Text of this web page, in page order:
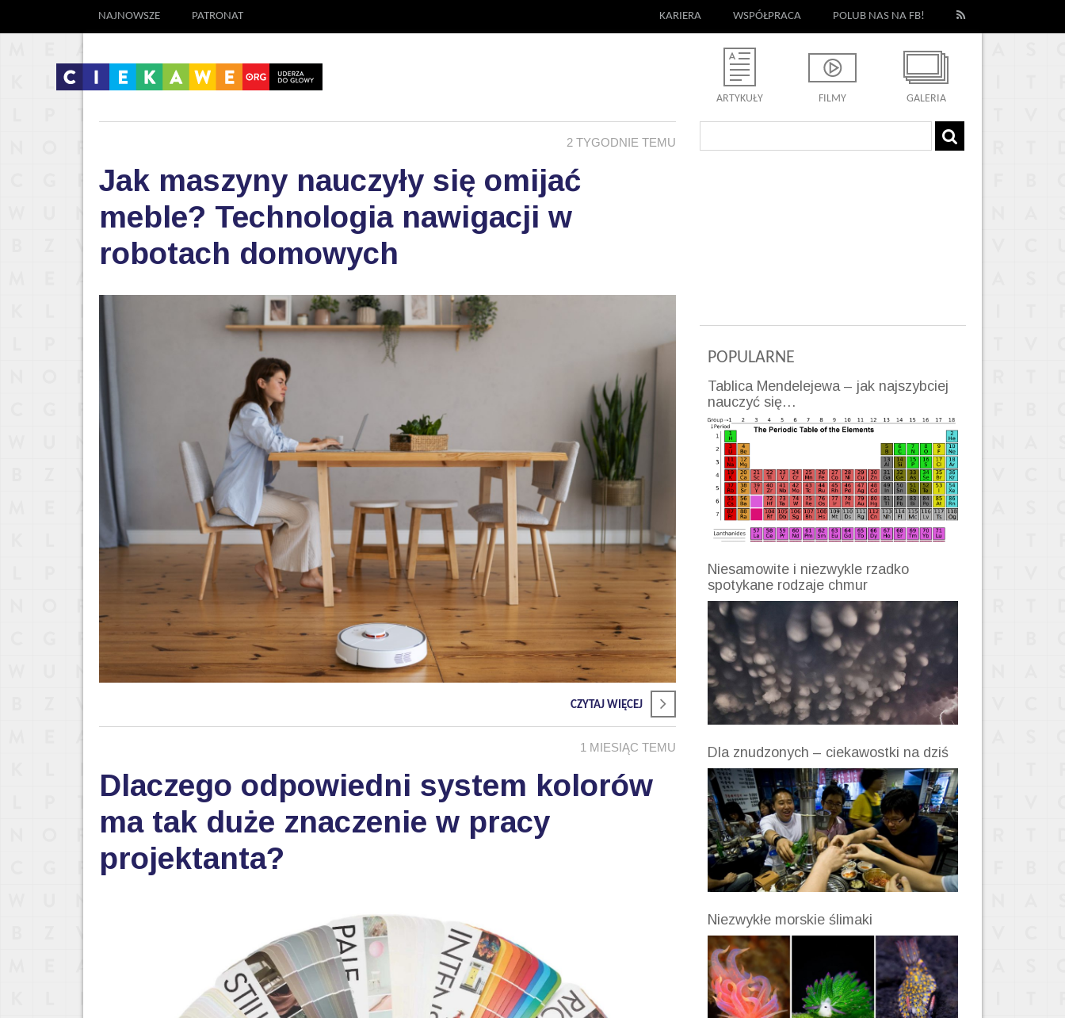
NAJNOWSZE PATRONAT KARIERA WSPÓŁPRACA POLUB NAS NA FB!
ARTYKUŁY FILMY GALERIA
2 TYGODNIE TEMU
Jak maszyny nauczyły się omijać
meble? Technologia nawigacji w
robotach domowych
CZYTAJ WIĘCEJ
1 MIESIĄC TEMU
Dlaczego odpowiedni system kolorów
ma tak duże znaczenie w pracy
projektanta?
POPULARNE
Tablica Mendelejewa – jak najszybciej
nauczyć się…
Niesamowite i niezwykle rzadko
spotykane rodzaje chmur
Dla znudzonych – ciekawostki na dziś
Niezwykłe morskie ślimaki